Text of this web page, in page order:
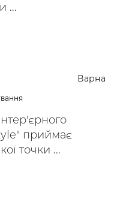
...
Варна
приймає
точки ...